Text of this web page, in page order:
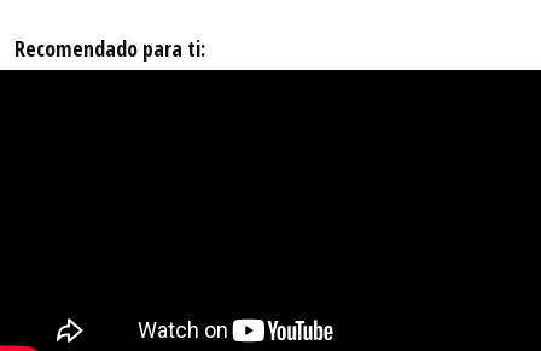
Recomendado para ti: